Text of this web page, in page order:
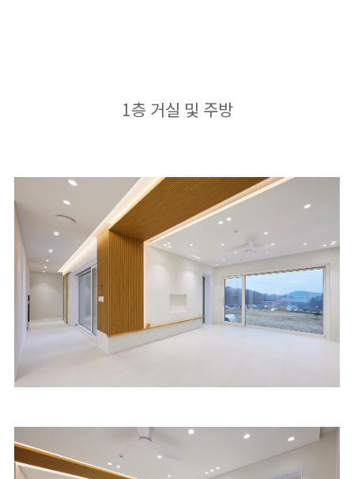
1층 거실 및 주방